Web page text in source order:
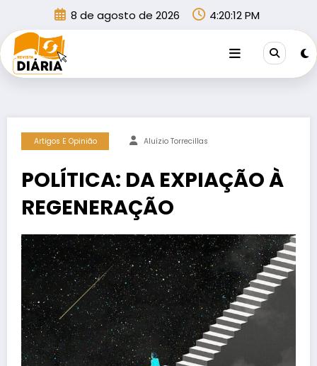
conteúdo
8 de agosto de 2026 4:20:12 PM
Artigos E Opinião Aluízio Torrecillas
POLÍTICA: DA EXPIAÇÃO À
REGENERAÇÃO